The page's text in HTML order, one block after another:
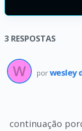
3 RESPOSTAS
por wesley
continuação